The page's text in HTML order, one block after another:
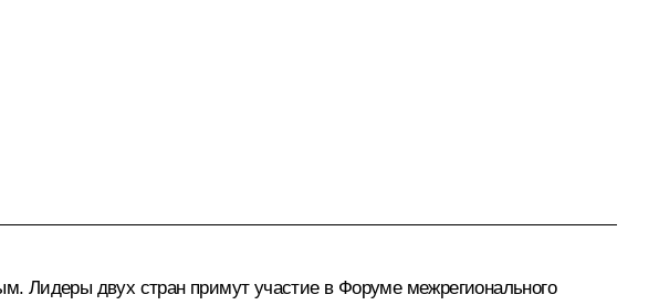
. Лидеры двух стран примут участие в Форуме межрегионального